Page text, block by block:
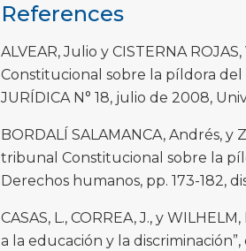
References
ALVEAR, Julio y CISTERNA
Constitucional sobre la píldora del
JURÍDICA N° 18, julio de 2008,
BORDALÍ SALAMANCA, Andrés, y
tribunal Constitucional sobre la
Derechos humanos, pp. 173-182,
CASAS, L., CORREA, J., y
a la educación y la discriminación”,